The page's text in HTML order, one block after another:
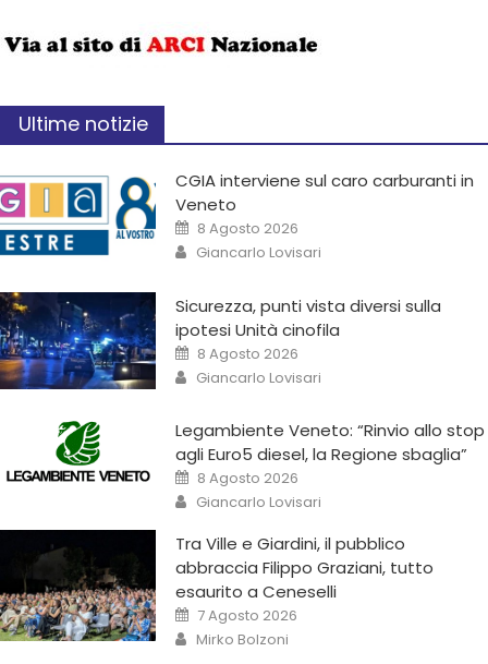
Ultime notizie
CGIA interviene sul caro carburanti in
Veneto
8 Agosto 2026
Giancarlo Lovisari
Sicurezza, punti vista diversi sulla
ipotesi Unità cinofila
8 Agosto 2026
Giancarlo Lovisari
Legambiente Veneto: “Rinvio allo stop
agli Euro5 diesel, la Regione sbaglia”
8 Agosto 2026
Giancarlo Lovisari
Tra Ville e Giardini, il pubblico
abbraccia Filippo Graziani, tutto
esaurito a Ceneselli
7 Agosto 2026
Mirko Bolzoni